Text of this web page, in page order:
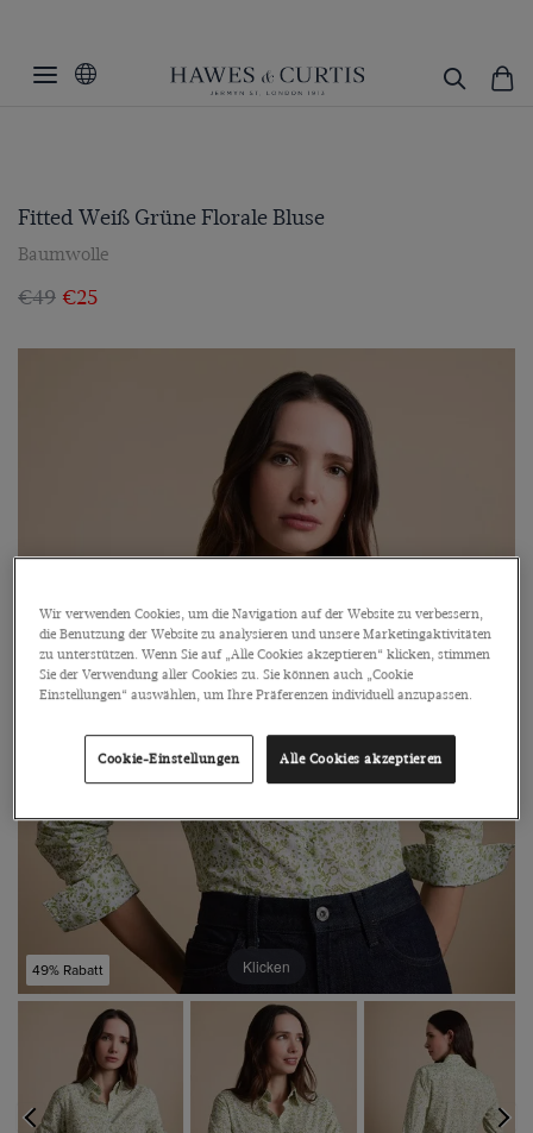
Fitted Weiß Grüne Florale Bluse
Baumwolle
€49 €25
49% Rabatt Klicken
Wir verwenden Cookies, um die Navigation auf der Website zu verbessern,
die Benutzung der Website zu analysieren und unsere Marketingaktivitäten
zu unterstützen. Wenn Sie auf „Alle Cookies akzeptieren“ klicken, stimmen
Sie der Verwendung aller Cookies zu. Sie können auch „Cookie
Einstellungen“ auswählen, um Ihre Präferenzen individuell anzupassen.
Cookie-Einstellungen Alle Cookies akzeptieren